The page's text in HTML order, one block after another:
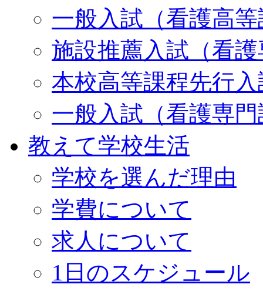
一般入試（看護高
施設推薦入試（看
本校高等課程先行
一般入試（看護専
教えて学校生活
学校を選んだ理由
学費について
求人について
1日のスケジュール